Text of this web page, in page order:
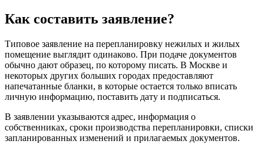
Как составить заявление?
Типовое заявление на перепланировку нежилых и жилых
помещение выглядит одинаково. При подаче документов
обычно дают образец, по которому писать. В Москве и
некоторых других больших городах предоставляют
напечатанные бланки, в которые остается только вписать
личную информацию, поставить дату и подписаться.
В заявлении указываются адрес, информация о
собственниках, сроки производства перепланировки, списки
запланированных изменений и прилагаемых документов.